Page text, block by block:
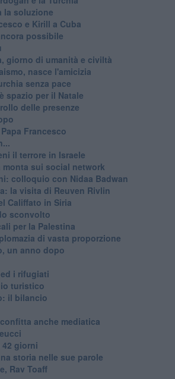
la soluzione
e Kirill a Cuba
possibile
giorno di umanità e civiltà
nasce l'amicizia
senza pace
spazio per il Natale
delle presenze
Francesco
il terrore in Israele
sui social network
colloquio con Nidaa Badwan
la visita di Reuven Rivlin
Califfato in Siria
sconvolto
per la Palestina
di vasta proporzione
un anno dopo
i rifugiati
turistico
il bilancio
anche mediatica
giorni
storia nelle sue parole
Rav Toaff